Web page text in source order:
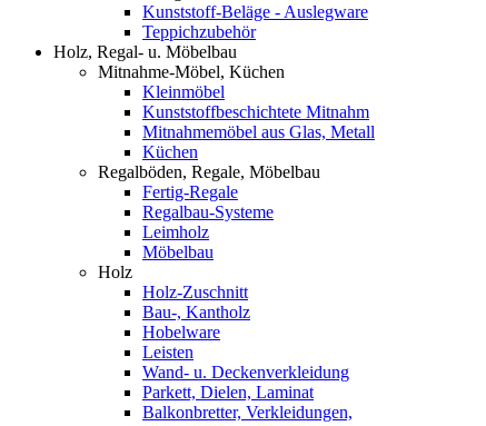
Kunststoff-Beläge - Auslegware
Teppichzubehör
Holz, Regal- u. Möbelbau
Mitnahme-Möbel, Küchen
Kleinmöbel
Kunststoffbeschichtete Mitnahm
Mitnahmemöbel aus Glas, Metall
Küchen
Regalböden, Regale, Möbelbau
Fertig-Regale
Regalbau-Systeme
Leimholz
Möbelbau
Holz
Holz-Zuschnitt
Bau-, Kantholz
Hobelware
Leisten
Wand- u. Deckenverkleidung
Parkett, Dielen, Laminat
Balkonbretter, Verkleidungen,